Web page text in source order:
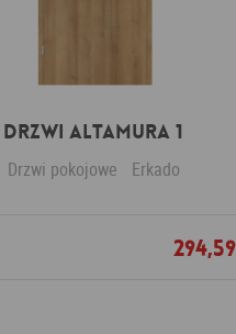
Drzwi Altamura 1
Drzwi pokojowe Erkado
Dodaj do ulubionych